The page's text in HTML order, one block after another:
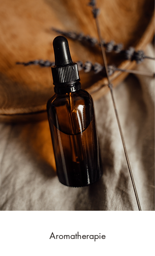
Aromatherapie